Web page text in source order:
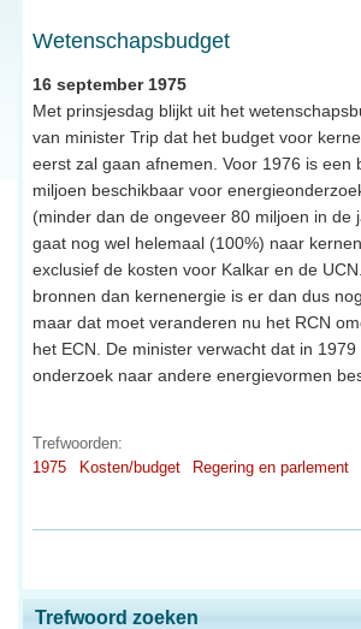
Wetenschapsbudget
16 september 1975
Met prinsjesdag blijkt uit het
van minister Trip dat het budget voor
eerst zal gaan afnemen. Voor 1976 is een
miljoen beschikbaar voor
(minder dan de ongeveer 80 miljoen in de
gaat nog wel helemaal (100%) naar
exclusief de kosten voor Kalkar en de
bronnen dan kernenergie is er dan dus
maar dat moet veranderen nu het RCN
het ECN. De minister verwacht dat in
onderzoek naar andere energievormen
Trefwoorden:
1975
Kosten/budget Regering en parlement
Trefwoord zoeken